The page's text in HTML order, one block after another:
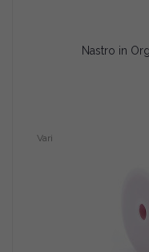
Nastro in
Vari